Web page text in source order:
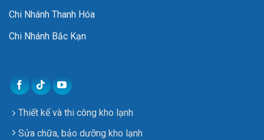
Chi Nhánh Thanh Hóa
Chi Nhánh Bắc Kạn
Thiết kế và thi công kho lạnh
Sửa chữa, bảo dưỡng kho lạnh